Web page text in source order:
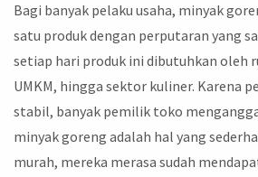
Bagi banyak pelaku usaha, minyak
satu produk dengan perputaran yang
setiap hari produk ini dibutuhkan oleh
UMKM, hingga sektor kuliner. Karena
stabil, banyak pemilik toko
minyak goreng adalah hal yang
murah, mereka merasa sudah